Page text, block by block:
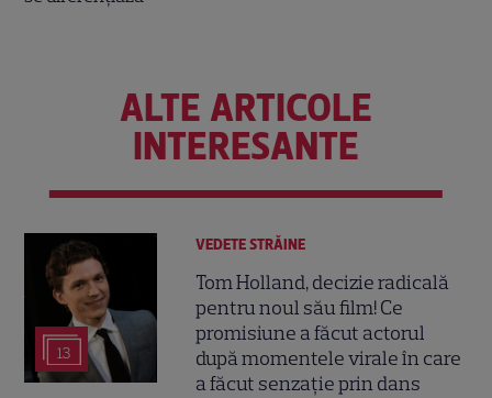
ALTE ARTICOLE
INTERESANTE
13
VEDETE STRĂINE
Tom Holland, decizie radicală
pentru noul său film! Ce
promisiune a făcut actorul
după momentele virale în care
a făcut senzație prin dans